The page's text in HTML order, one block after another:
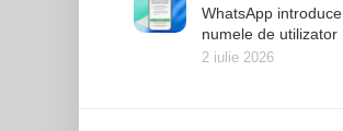
WhatsApp introduce
numele de utilizator
2 iulie 2026